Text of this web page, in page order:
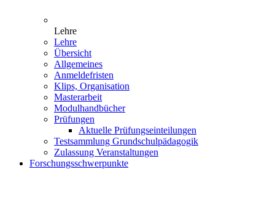
Lehre
Lehre
Übersicht
Allgemeines
Anmeldefristen
Klips, Organisation
Masterarbeit
Modulhandbücher
Prüfungen
Aktuelle Prüfungseinteilungen
Testsammlung Grundschulpädagogik
Zulassung Veranstaltungen
Forschungsschwerpunkte